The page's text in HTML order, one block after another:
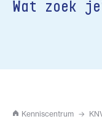
Wat zoek
Kenniscentrum